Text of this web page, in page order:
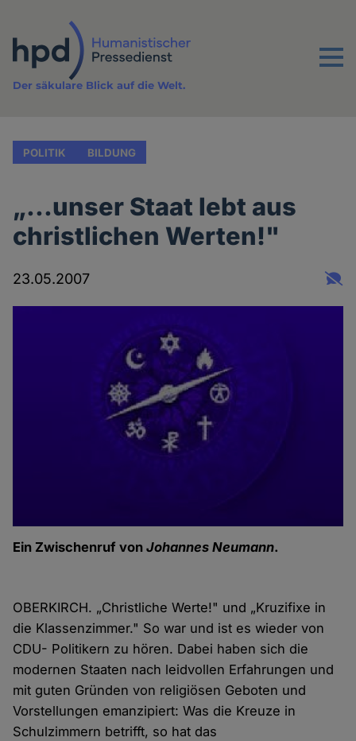
Inhalt
Menu
Der säkulare Blick auf die Welt.
POLITIK BILDUNG
„...unser Staat lebt aus
christlichen Werten!"
23.05.2007
Ein Zwischenruf vonJohannes Neumann.
OBERKIRCH. „Christliche Werte!" und „Kruzifixe in
die Klassenzimmer." So war und ist es wieder von
CDU- Politikern zu hören. Dabei haben sich die
modernen Staaten nach leidvollen Erfahrungen und
mit guten Gründen von religiösen Geboten und
Vorstellungen emanzipiert: Was die Kreuze in
Schulzimmern betrifft, so hat das